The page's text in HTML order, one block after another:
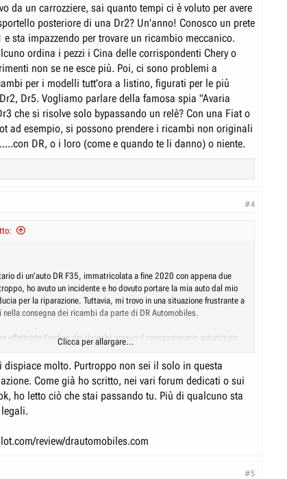
da un carrozziere, sai quanto tempi ci è voluto per avere
posteriore di una Dr2? Un'anno! Conosco un prete
e sta impazzendo per trovare un ricambio meccanico.
ordina i pezzi i Cina delle corrispondenti Chery o
non se ne esce più. Poi, ci sono problemi a
per i modelli tutt'ora a listino, figurati per le più
Dr5. Vogliamo parlare della famosa spia "Avaria
che si risolve solo bypassando un relè? Con una Fiat o
ad esempio, si possono prendere i ricambi non originali
DR, o i loro (come e quando te li danno) o niente.
#4
di un'auto DR F35, immatricolata a fine 2020 con appena due
ho avuto un incidente e ho dovuto portare la mia auto dal mio
per la riparazione. Tuttavia, mi trovo in una situazione frustrante a
consegna dei ricambi da parte di DR Automobiles.
effettuato l'ordine dei ricambi presso il concessionario autorizzato
non ho ancora ricevuto alcuna data presunta di consegna. Ho
auto per portare il mio bimbo appena nato alle visite, ma mi trovo
un'auto sostitutiva a causa della situazione.
ci sono altre persone che hanno o hanno avuto lo stesso problema con
Sto valutando la possibilità di organizzare una class action contro
privato. Insieme potremo valutare la possibilità di
Clicca per allargare...
dispiace molto. Purtroppo non sei il solo in questa
Come già ho scritto, nei vari forum dedicati o sui
ho letto ciò che stai passando tu. Più di qualcuno sta
review/drautomobiles.com
#5